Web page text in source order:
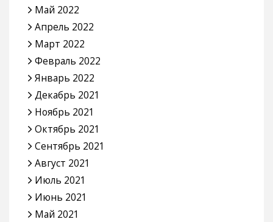
Май 2022
Апрель 2022
Март 2022
Февраль 2022
Январь 2022
Декабрь 2021
Ноябрь 2021
Октябрь 2021
Сентябрь 2021
Август 2021
Июль 2021
Июнь 2021
Май 2021